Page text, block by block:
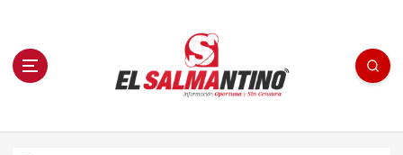
n El Salmantino - medios/noticias/editorial